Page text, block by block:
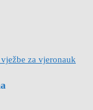
za vjeronauk